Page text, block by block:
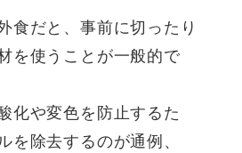
食だと、事前に切ったり
を使うことが一般的で
化や変色を防止するた
を除去するのが通例、